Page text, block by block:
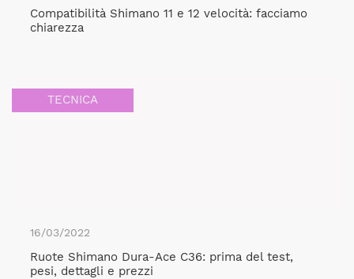
Compatibilità Shimano 11 e 12 velocità: facciamo
chiarezza
TECNICA
16/03/2022
Ruote Shimano Dura-Ace C36: prima del test,
pesi, dettagli e prezzi